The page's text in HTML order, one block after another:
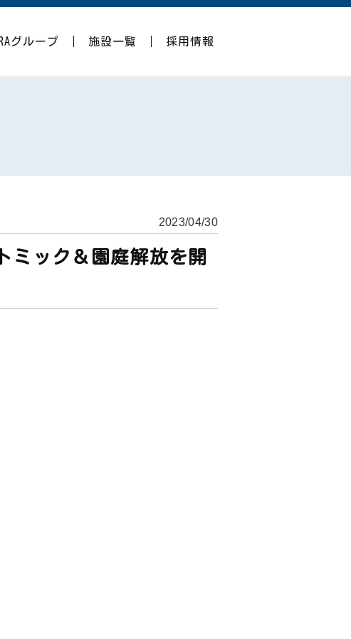
グループ 施設一覧 採用情報
2023/04/30
ック＆園庭解放を開